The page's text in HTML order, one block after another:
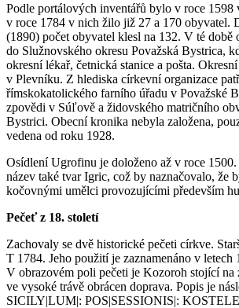
Podle portálových inventářů bylo v roce 1598
v roce 1784 v nich žilo již 27 a 170 obyvatel.
(1890) počet obyvatel klesl na 132. V té době
do Služnovského okresu Považská Bystrica,
okresní lékař, četnická stanice a pošta.
v Plevníku. Z hlediska církevní organizace
římskokatolického farního úřadu v Považské
zpovědi v Súľově a židovského matričního
Bystrici. Obecní kronika nebyla založena,
vedena od roku 1928.
Osídlení Ugrofinu je doloženo až v roce
název také tvar Igric, což by naznačovalo, že
kočovnými umělci provozujícími především
Pečeť z 18. století
Zachovaly se dvě historické pečeti církve.
T 1784. Jeho použití je zaznamenáno v letech
V obrazovém poli pečeti je Kozoroh stojící na
ve vysoké trávě obrácen doprava. Popis je
SICILY|LUM|: POS|SESSIONIS|: